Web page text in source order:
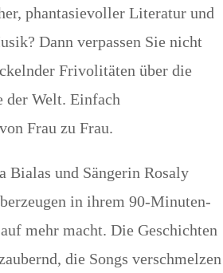
phantasievoller Literatur und
Dann verpassen Sie nicht
Frivolitäten über die
der Welt. Einfach
Frau zu Frau.
Bialas und Sängerin Rosaly
in ihrem 90-Minuten-
mehr macht. Die Geschichten
die Songs verschmelzen